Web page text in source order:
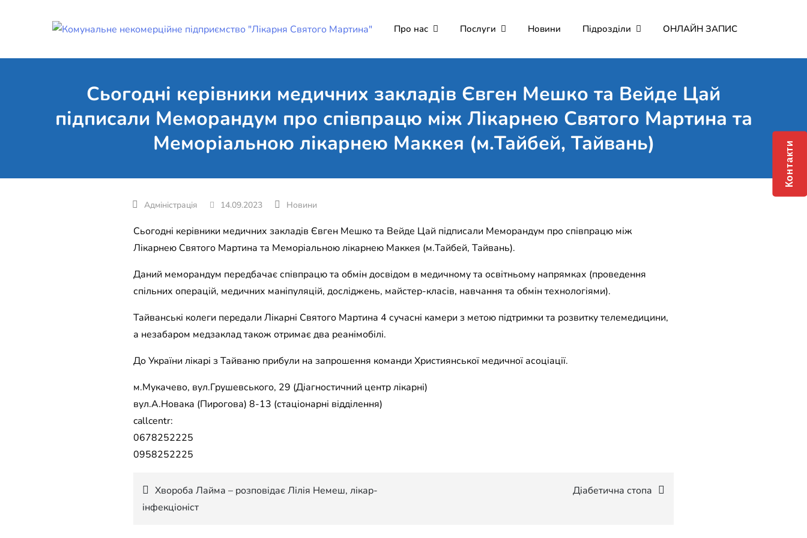
Комунальне некомерційне підприємство
"Лікарня Святого Мартина"
Поліклініка Мукачево
Про нас Послуги Новини Підрозділи ОНЛАЙН ЗАПИС
Сьогодні керівники медичних закладів Євген Мешко та Вейде Цай
підписали Меморандум про співпрацю між Лікарнею Святого Мартина та
Меморіальною лікарнею Маккея (м.Тайбей, Тайвань)
14.09.2023 Новини
Сьогодні керівники медичних закладів Євген Мешко та Вейде Цай підписали Меморандум про співпрацю між
Лікарнею Святого Мартина та Меморіальною лікарнею Маккея (м.Тайбей, Тайвань).
Даний меморандум передбачає співпрацю та обмін досвідом в медичному та освітньому напрямках (проведення
спільних операцій, медичних маніпуляцій, досліджень, майстер-класів, навчання та обмін технологіями).
Тайванські колеги передали Лікарні Святого Мартина 4 сучасні камери з метою підтримки та розвитку телемедицини,
а незабаром медзаклад також отримає два реанімобілі.
До України лікарі з Тайваню прибули на запрошення команди Християнської медичної асоціації.
м.Мукачево, вул.Грушевського, 29 (Діагностичний центр лікарні)
вул.А.Новака (Пирогова) 8-13 (стаціонарні відділення)
callcentr:
0678252225
0958252225
Навігація
Хвороба Лайма – розповідає Лілія Немеш, лікар-
інфекціоніст
Діабетична стопа
Контакти